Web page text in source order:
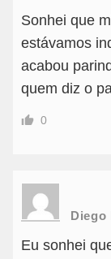
Sonhei que
estávamos
acabou
quem diz o
0
Diego
Eu sonhei